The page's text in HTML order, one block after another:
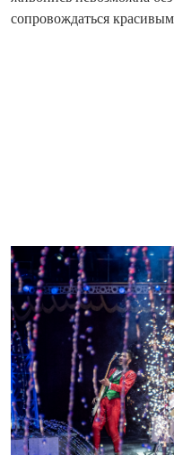
сопровождаться